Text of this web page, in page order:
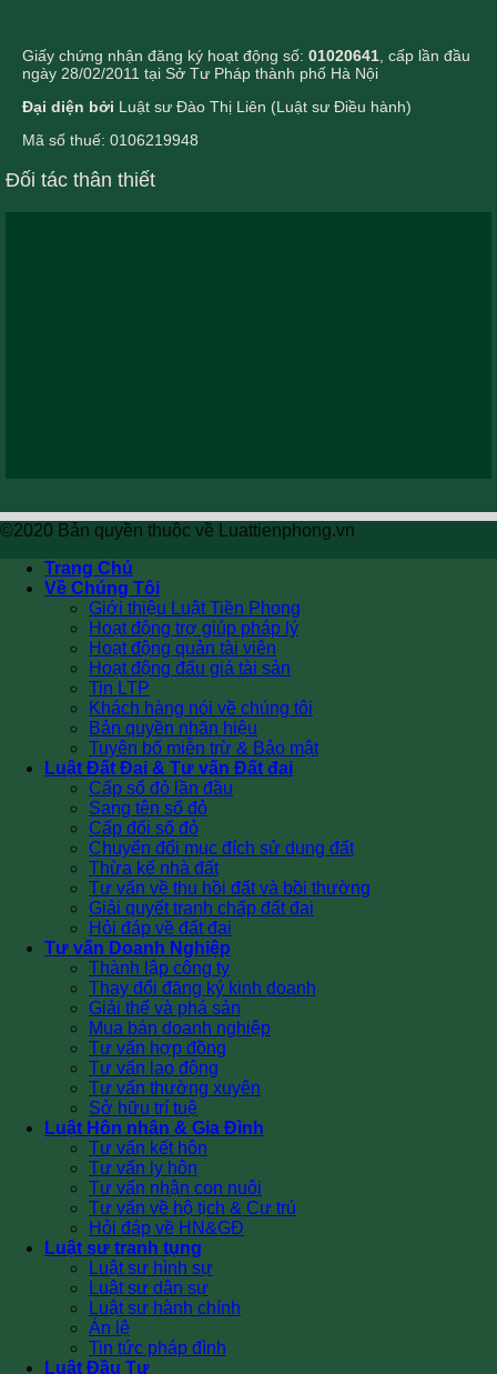
Giấy chứng nhận đăng ký hoạt động số: 01020641 , cấp lần đầu
ngày 28/02/2011 tại Sở Tư Pháp thành phố Hà Nội
Đại diện bởi Luật sư Đào Thị Liên (Luật sư Điều hành)
Mã số thuế: 0106219948
Đối tác thân thiết
©2020 Bản quyền thuộc về Luattienphong.vn
Trang Chủ
Về Chúng Tôi
Giới thiệu Luật Tiền Phong
Hoạt động trợ giúp pháp lý
Hoạt động quản tài viên
Hoạt động đấu giá tài sản
Tin LTP
Khách hàng nói về chúng tôi
Bản quyền nhãn hiệu
Tuyên bố miễn trừ & Bảo mật
Luật Đất Đai & Tư vấn Đất đai
Cấp sổ đỏ lần đầu
Sang tên sổ đỏ
Cấp đổi sổ đỏ
Chuyển đổi mục đích sử dụng đất
Thừa kế nhà đất
Tư vấn về thu hồi đất và bồi thường
Giải quyết tranh chấp đất đai
Hỏi đáp về đất đai
Tư vấn Doanh Nghiệp
Thành lập công ty
Thay đổi đăng ký kinh doanh
Giải thể và phá sản
Mua bán doanh nghiệp
Tư vấn hợp đồng
Tư vấn lao động
Tư vấn thường xuyên
Sở hữu trí tuệ
Luật Hôn nhân & Gia Đình
Tư vấn kết hôn
Tư vấn ly hôn
Tư vấn nhận con nuôi
Tư vấn về hộ tịch & Cư trú
Hỏi đáp về HN&GĐ
Luật sư tranh tụng
Luật sư hình sự
Luật sư dân sự
Luật sư hành chính
Án lệ
Tin tức pháp đình
Luật Đầu Tư